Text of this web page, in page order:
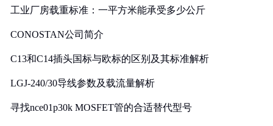
工业厂房载重标准：一平方米能承受多少公斤
CONOSTAN公司简介
C13和C14插头国标与欧标的区别及其标准解析
LGJ-240/30导线参数及载流量解析
寻找nce01p30k MOSFET管的合适替代型号